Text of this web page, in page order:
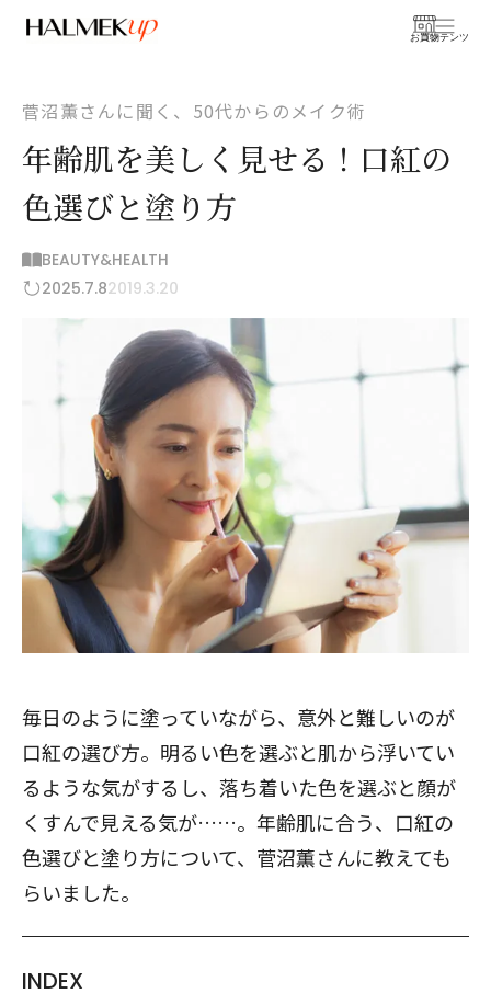
お買物
コンテンツ
菅沼薫さんに聞く、50代からのメイク術
年齢肌を美しく見せる！口紅の
色選びと塗り方
BEAUTY&HEALTH
2025.7.82019.3.20
毎日のように塗っていながら、意外と難しいのが
口紅の選び方。明るい色を選ぶと肌から浮いてい
るような気がするし、落ち着いた色を選ぶと顔が
くすんで見える気が……。年齢肌に合う、口紅の
色選びと塗り方について、菅沼薫さんに教えても
らいました。
INDEX